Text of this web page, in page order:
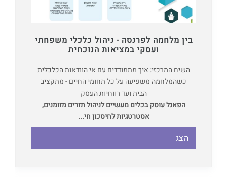
בין מלחמה לפרנסה - ניהול כלכלי משפחתי
ועסקי במציאות הנוכחית
השיח המרכזי: איך מתמודדים עם אי הוודאות הכלכלית
כשהמלחמה משפיעה על כל תחומי החיים - מתקציב
הבית ועד רווחיות העסק
הפאנל עוסק בכלים מעשיים לניהול תזרים מזומנים,
אסטרטגיות לחיסכון חי...
הצג